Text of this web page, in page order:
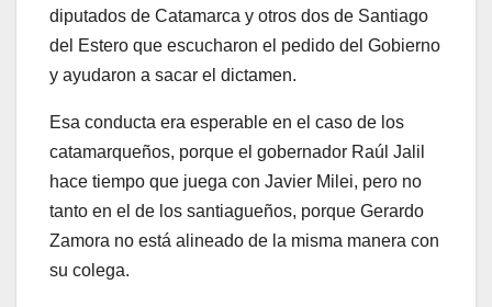
diputados de Catamarca y otros dos de Santiago
del Estero que escucharon el pedido del Gobierno
y ayudaron a sacar el dictamen.
Esa conducta era esperable en el caso de los
catamarqueños, porque el gobernador Raúl Jalil
hace tiempo que juega con Javier Milei, pero no
tanto en el de los santiagueños, porque Gerardo
Zamora no está alineado de la misma manera con
su colega.